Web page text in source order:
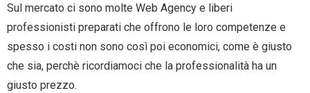
Sul mercato ci sono molte Web Agency e liberi
professionisti preparati che offrono le loro competenze e
spesso i costi non sono così poi economici, come è giusto
che sia, perchè ricordiamoci che la professionalità ha un
giusto prezzo.